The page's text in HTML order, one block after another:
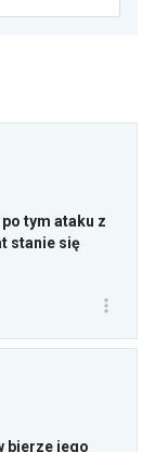
tym ataku z
stanie się
bierze jego